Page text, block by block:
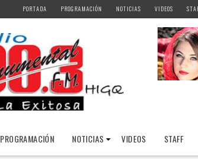
PORTADA PROGRAMACIÓN NOTICIAS VIDEOS
PROGRAMACIÓN NOTICIAS VIDEOS STAFF